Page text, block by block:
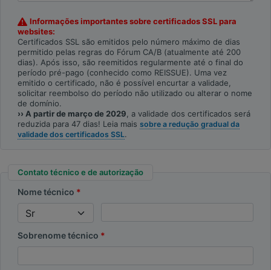
Informações importantes sobre certificados SSL para
websites:
Certificados SSL são emitidos pelo número máximo de dias
permitido pelas regras do Fórum CA/B (atualmente até 200
dias). Após isso, são reemitidos regularmente até o final do
período pré-pago (conhecido como REISSUE). Uma vez
emitido o certificado, não é possível encurtar a validade,
solicitar reembolso do período não utilizado ou alterar o nome
de domínio.
›› A partir de março de 2029, a validade dos certificados será
reduzida para 47 dias! Leia mais sobre a redução gradual da
validade dos certificados SSL.
Contato técnico e de autorização
Nome técnico
Sobrenome técnico